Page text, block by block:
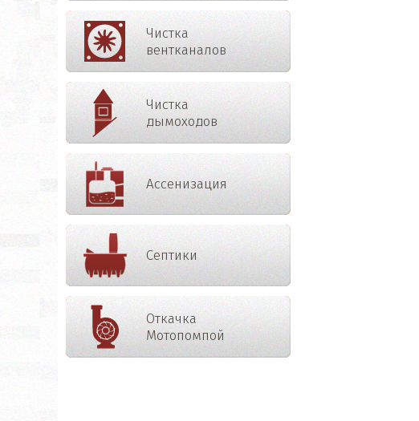
Чистка
вентканалов
Чистка
дымоходов
Ассенизация
Септики
Откачка
Мотопомпой